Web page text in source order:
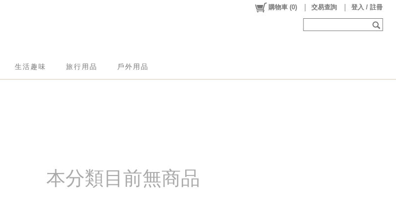
生活趣味 旅行用品 戶外用品
購物車 (0) 交易查詢 登入 / 註冊
本分類目前無商品